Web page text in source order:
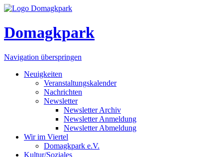
Domagkpark
Navigation überspringen
Neuigkeiten
Veranstaltungskalender
Nachrichten
Newsletter
Newsletter Archiv
Newsletter Anmeldung
Newsletter Abmeldung
Wir im Viertel
Domagkpark e.V.
Kultur/Soziales